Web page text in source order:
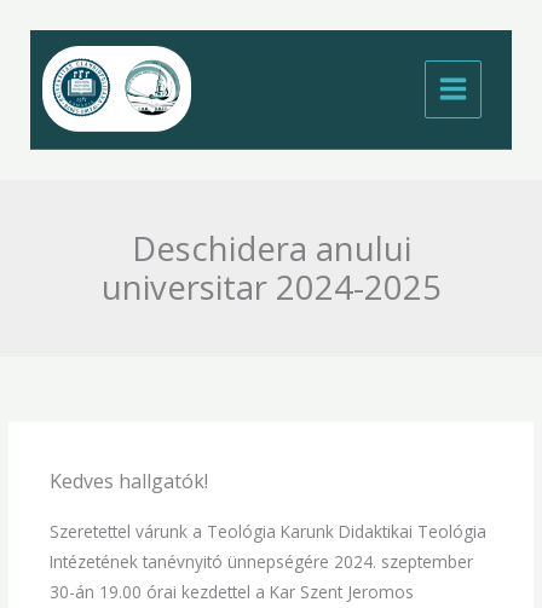
content
Deschidera anului
universitar 2024-2025
Kedves hallgatók!
Szeretettel várunk a Teológia Karunk Didaktikai Teológia
Intézetének tanévnyitó ünnepségére 2024. szeptember
30-án 19.00 órai kezdettel a Kar Szent Jeromos